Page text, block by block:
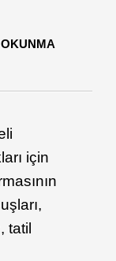
OKUNMA
için
tatil